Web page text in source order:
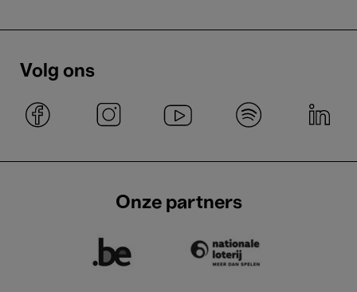
Volg ons
Onze partners